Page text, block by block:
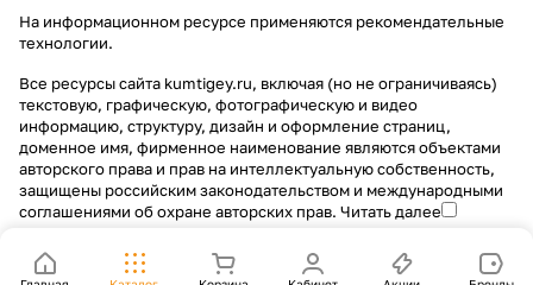
На информационном ресурсе применяются рекомендательные
технологии.
Все ресурсы сайта kumtigey.ru, включая (но не ограничиваясь)
текстовую, графическую, фотографическую и видео
информацию, структуру, дизайн и оформление страниц,
доменное имя, фирменное наименование являются объектами
авторского права и прав на интеллектуальную собственность,
защищены российским законодательством и международными
соглашениями об охране авторских прав. Читать далее